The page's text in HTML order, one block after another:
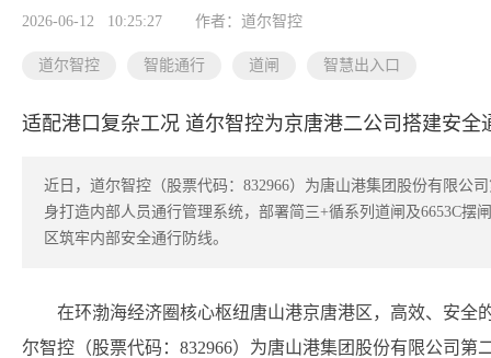
品牌导购 专家点评 精彩点评
2026-06-12 10:25:27 作者：道尔智控
道尔智控 智能通行 道闸 智慧出入口
适配港口复杂工况 道尔智控为京唐港二公司搭建安全
近日，道尔智控（股票代码：832966）为唐山港集团股份有限公
身打造内部人员通行管理系统，部署简三+循系列道闸及6653C
区筑牢内部安全通行防线。
在环渤海经济圈核心枢纽唐山港京唐港区，高效、安全
尔智控（股票代码：832966）为唐山港集团股份有限公司